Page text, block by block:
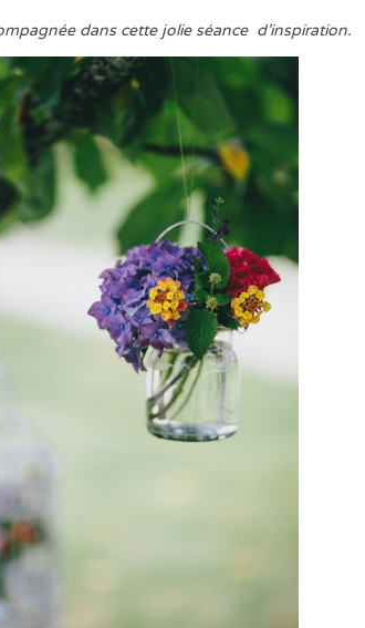
dans cette jolie séance d’inspiration.